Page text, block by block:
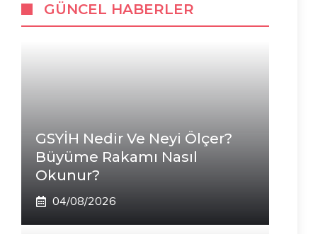
GÜNCEL HABERLER
GSYİH Nedir Ve Neyi Ölçer?
Büyüme Rakamı Nasıl
Okunur?
04/08/2026